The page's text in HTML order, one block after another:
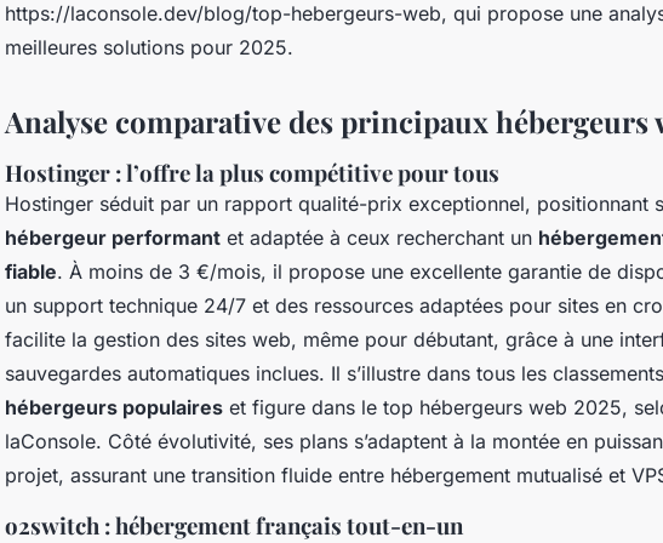
https://laconsole.dev/blog/top-hebergeurs-web, qui propose une
meilleures solutions pour 2025.
Analyse comparative des principaux hébergeurs
Hostinger : l’offre la plus compétitive pour tous
Hostinger séduit par un rapport qualité-prix exceptionnel, positionnant
hébergeur performant et adaptée à ceux recherchant un
fiable. À moins de 3 €/mois, il propose une excellente garantie de
un support technique 24/7 et des ressources adaptées pour sites en
facilite la gestion des sites web, même pour débutant, grâce à une
sauvegardes automatiques inclues. Il s’illustre dans tous les classements
hébergeurs populaires et figure dans le top hébergeurs web 2025,
laConsole. Côté évolutivité, ses plans s’adaptent à la montée en
projet, assurant une transition fluide entre hébergement mutualisé et
o2switch : hébergement français tout-en-un